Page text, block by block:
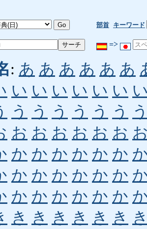
部首 キーワード
=>
: あ あ あ あ あ あ
い い い い い い
う う う う う う
お お お お お お
か か か か か か
か か か か か か
か か か か か か
き き き き き き